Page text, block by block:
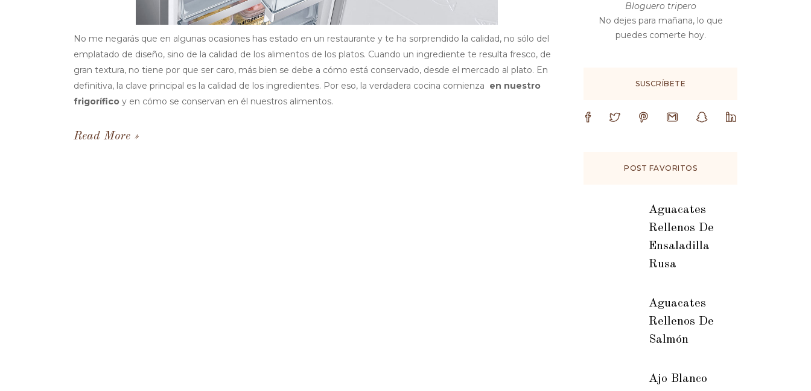
No me negarás que en algunas ocasiones has estado en un restaurante y te ha sorprendido la calidad, no sólo del
emplatado de diseño, sino de la calidad de los alimentos de los platos. Cuando un ingrediente te resulta fresco, de
gran textura, no tiene por que ser caro, más bien se debe a cómo está conservado, desde el mercado al plato. En
definitiva, la clave principal es la calidad de los ingredientes. Por eso, la verdadera cocina comienza en nuestro
frigorífico y en cómo se conservan en él nuestros alimentos.
Read More
Bloguero tripero
No dejes para mañana, lo que
puedes comerte hoy.
SUSCRÍBETE
POST FAVORITOS
Aguacates
Rellenos De
Ensaladilla
Rusa
Aguacates
Rellenos De
Salmón
Ajo Blanco